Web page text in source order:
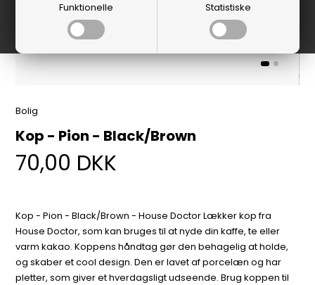
Funktionelle Statistiske
Bolig
Kop - Pion - Black/Brown
70,00 DKK
Kop - Pion - Black/Brown - House Doctor Lækker kop fra
House Doctor, som kan bruges til at nyde din kaffe, te eller
varm kakao. Koppens håndtag gør den behagelig at holde,
og skaber et cool design. Den er lavet af porcelæn og har
pletter, som giver et hverdagsligt udseende. Brug koppen til